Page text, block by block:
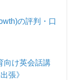
の評判・口
向け英会話講
張》